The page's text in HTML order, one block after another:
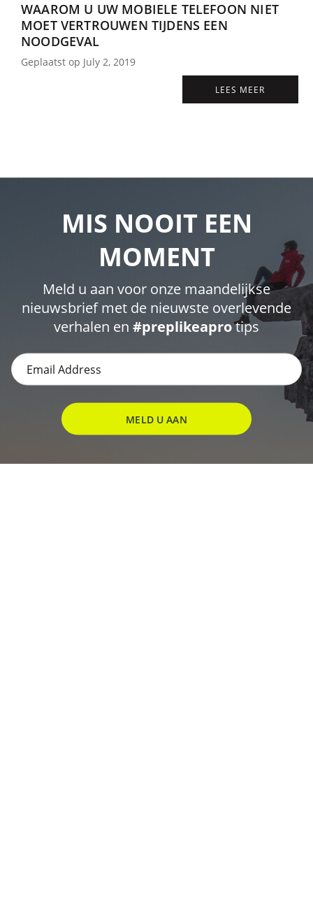
WAAROM U UW MOBIELE TELEFOON NIET
MOET VERTROUWEN TIJDENS EEN
NOODGEVAL
Geplaatst op July 2, 2019
LEES MEER
MIS NOOIT EEN
MOMENT
Meld u aan voor onze maandelijkse
nieuwsbrief met de nieuwste overlevende
verhalen en #preplikeaprotips